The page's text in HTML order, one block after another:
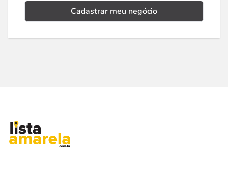
Cadastrar meu negócio